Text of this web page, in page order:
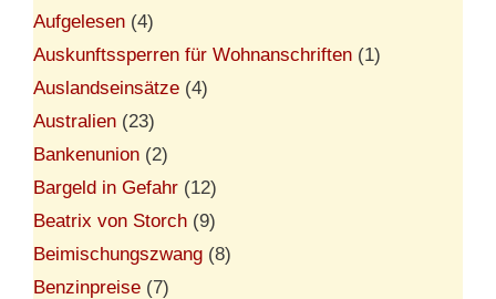
Aufgelesen (4)
Auskunftssperren für Wohnanschriften (1)
Auslandseinsätze (4)
Australien (23)
Bankenunion (2)
Bargeld in Gefahr (12)
Beatrix von Storch (9)
Beimischungszwang (8)
Benzinpreise (7)